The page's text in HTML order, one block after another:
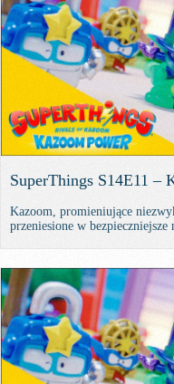
SuperThings S14E11 –
Kazoom, promieniujące
przeniesione w bezpieczniejsze